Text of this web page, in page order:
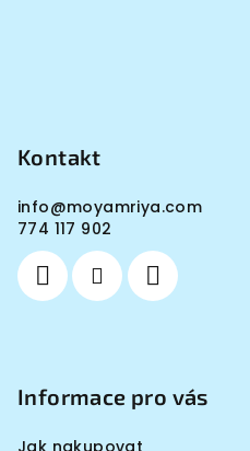
Kontakt
info@moyamriya.com
774 117 902
Informace pro vás
Jak nakupovat